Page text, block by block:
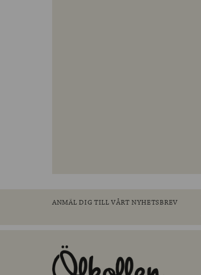
ANMÄL DIG TILL VÅRT NYHETSBREV